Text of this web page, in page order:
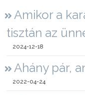
Amikor a
tisztán az
2024-12-18
Ahány pár,
2022-04-24